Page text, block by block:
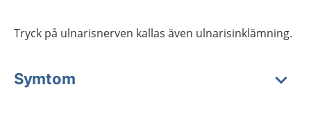
Tryck på ulnarisnerven kallas även ulnarisinklämning.
Symtom